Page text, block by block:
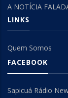
A NOTÍCIA
LINKS
Quem Somos
FACEBOOK
Sapicuá Rádio